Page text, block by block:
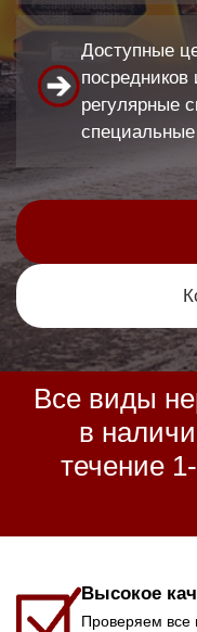
Доступные
посредников
регулярные
Все виды
в
течение
Высокое
Проверяем все